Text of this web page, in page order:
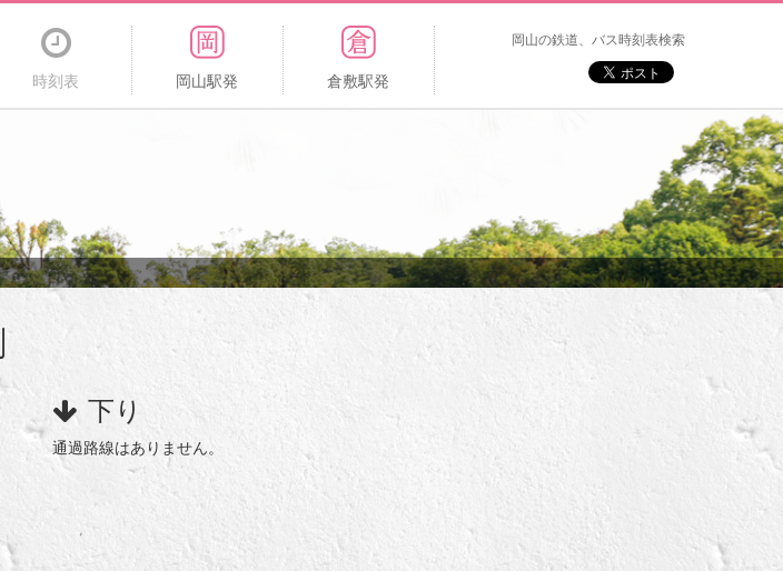
時刻表 岡山駅発 倉敷駅発
岡山の鉄道、バス時刻表検索
下り
通過路線はありません。